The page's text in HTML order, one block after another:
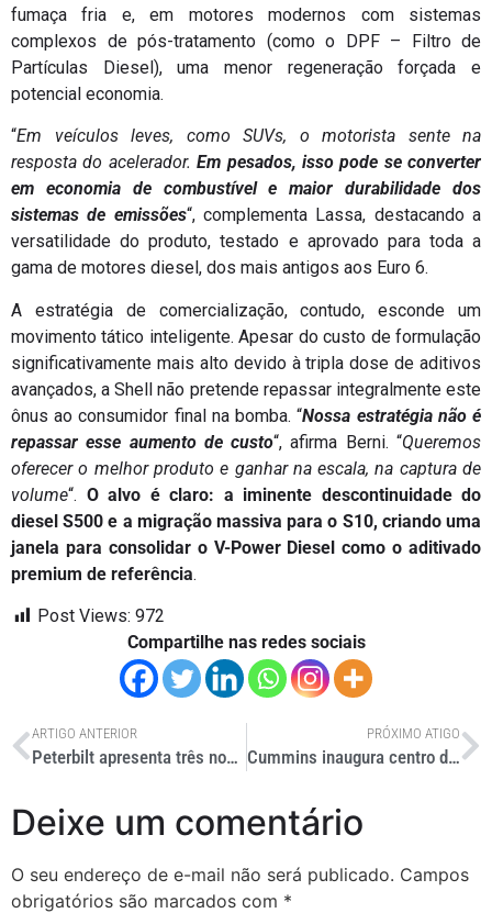
fumaça fria e, em motores modernos com sistemas
complexos de pós-tratamento (como o DPF – Filtro de
Partículas Diesel), uma menor regeneração forçada e
potencial economia.
“Em veículos leves, como SUVs, o motorista sente na
resposta do acelerador.Em pesados, isso pode se converter
em economia de combustível e maior durabilidade dos
sistemas de emissões“, complementa Lassa, destacando a
versatilidade do produto, testado e aprovado para toda a
gama de motores diesel, dos mais antigos aos Euro 6.
A estratégia de comercialização, contudo, esconde um
movimento tático inteligente. Apesar do custo de formulação
significativamente mais alto devido à tripla dose de aditivos
avançados, a Shell não pretende repassar integralmente este
ônus ao consumidor final na bomba. “Nossa estratégia não é
repassar esse aumento de custo“, afirma Berni. “Queremos
oferecer o melhor produto e ganhar na escala, na captura de
volume“. O alvo é claro: a iminente descontinuidade do
diesel S500 e a migração massiva para o S10, criando uma
janela para consolidar o V-Power Diesel como o aditivado
premium de referência.
Post Views: 972
Compartilhe nas redes sociais
ARTIGO ANTERIOR
Peterbilt apresenta três novos médios nos Estados Unidos
PRÓXIMO ATIGO
Cummins inaugura centro de treinamento em Cuiabá
Deixe um comentário
O seu endereço de e-mail não será publicado. Campos
obrigatórios são marcados com *